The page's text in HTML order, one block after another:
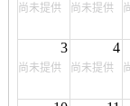
尚未提供 尚未提供
3
尚未提供
4
尚未提供